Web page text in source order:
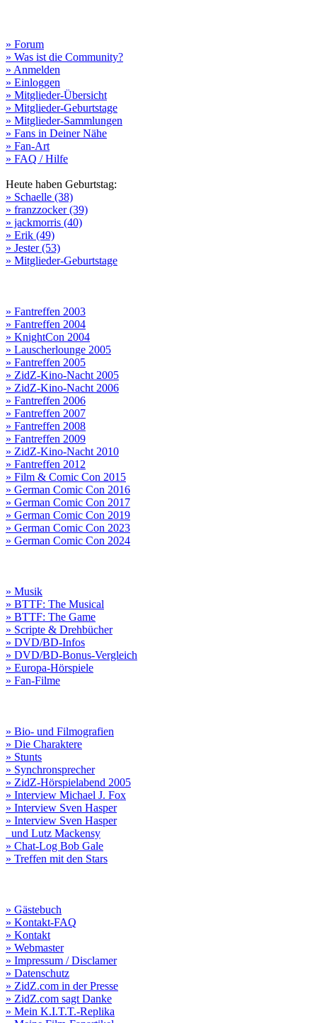
» Forum
» Was ist die Community?
» Anmelden
» Einloggen
» Mitglieder-Übersicht
» Mitglieder-Geburtstage
» Mitglieder-Sammlungen
» Fans in Deiner Nähe
» Fan-Art
» FAQ / Hilfe
Heute haben Geburtstag:
» Schaelle (38)
» franzzocker (39)
» jackmorris (40)
» Erik (49)
» Jester (53)
» Mitglieder-Geburtstage
» Fantreffen 2003
» Fantreffen 2004
» KnightCon 2004
» Lauscherlounge 2005
» Fantreffen 2005
» ZidZ-Kino-Nacht 2005
» ZidZ-Kino-Nacht 2006
» Fantreffen 2006
» Fantreffen 2007
» Fantreffen 2008
» Fantreffen 2009
» ZidZ-Kino-Nacht 2010
» Fantreffen 2012
» Film & Comic Con 2015
» German Comic Con 2016
» German Comic Con 2017
» German Comic Con 2019
» German Comic Con 2023
» German Comic Con 2024
» Musik
» BTTF: The Musical
» BTTF: The Game
» Scripte & Drehbücher
» DVD/BD-Infos
» DVD/BD-Bonus-Vergleich
» Europa-Hörspiele
» Fan-Filme
» Bio- und Filmografien
» Die Charaktere
» Stunts
» Synchronsprecher
» ZidZ-Hörspielabend 2005
» Interview Michael J. Fox
» Interview Sven Hasper
» Interview Sven Hasper
und Lutz Mackensy
» Chat-Log Bob Gale
» Treffen mit den Stars
» Gästebuch
» Kontakt-FAQ
» Kontakt
» Webmaster
» Impressum / Disclamer
» Datenschutz
» ZidZ.com in der Presse
» ZidZ.com sagt Danke
» Mein K.I.T.T.-Replika